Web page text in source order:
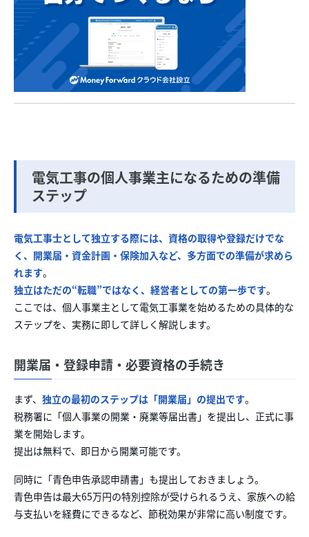
電気工事の個人事業主になるための準備
ステップ
電気工事士として独立する際には、資格の取得や登録だけでな
く、開業届・資金計画・保険加入など、多方面での準備が求めら
れます。
独立はただの“転職”ではなく、経営者としての第一歩です。
ここでは、個人事業主として電気工事業を始めるための具体的な
ステップを、実務に即して詳しく解説します。
開業届・登録申請・必要資格の手続き
まず、 独立の最初のステップは「開業届」の提出です。
税務署に「個人事業の開業・廃業等届出書」を提出し、正式に事
業を開始します。
提出は無料で、即日から開業可能です。
同時に「青色申告承認申請書」も提出しておきましょう。
青色申告は最大65万円の特別控除が受けられるうえ、家族への給
与支払いを経費にできるなど、節税効果が非常に高い制度です。